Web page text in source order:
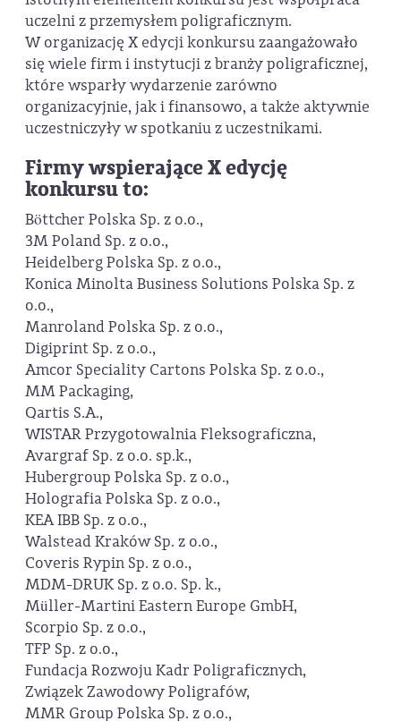
uczelni z przemysłem poligraficznym.
W organizację X edycji konkursu zaangażowało
się wiele firm i instytucji z branży poligraficznej,
które wsparły wydarzenie zarówno
organizacyjnie, jak i finansowo, a także aktywnie
uczestniczyły w spotkaniu z uczestnikami.
Firmy wspierające X edycję
konkursu to:
Böttcher Polska Sp. z o.o.,
3M Poland Sp. z o.o.,
Heidelberg Polska Sp. z o.o.,
Konica Minolta Business Solutions Polska Sp. z
o.o.,
Manroland Polska Sp. z o.o.,
Digiprint Sp. z o.o.,
Amcor Speciality Cartons Polska Sp. z o.o.,
MM Packaging,
Qartis S.A.,
WISTAR Przygotowalnia Fleksograficzna,
Avargraf Sp. z o.o. sp.k.,
Hubergroup Polska Sp. z o.o.,
Holografia Polska Sp. z o.o.,
KEA IBB Sp. z o.o.,
Walstead Kraków Sp. z o.o.,
Coveris Rypin Sp. z o.o.,
MDM-DRUK Sp. z o.o. Sp. k.,
Müller-Martini Eastern Europe GmbH,
Scorpio Sp. z o.o.,
TFP Sp. z o.o.,
Fundacja Rozwoju Kadr Poligraficznych,
Związek Zawodowy Poligrafów,
MMR Group Polska Sp. z o.o.,